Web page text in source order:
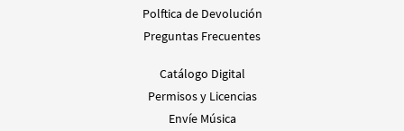
Polftica de Devolución
Preguntas Frecuentes
Catálogo Digital
Permisos y Licencias
Envíe Música